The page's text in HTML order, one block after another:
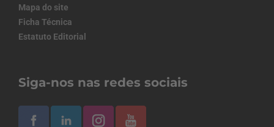
Mapa do site
Ficha Técnica
Estatuto Editorial
Siga-nos nas redes sociais